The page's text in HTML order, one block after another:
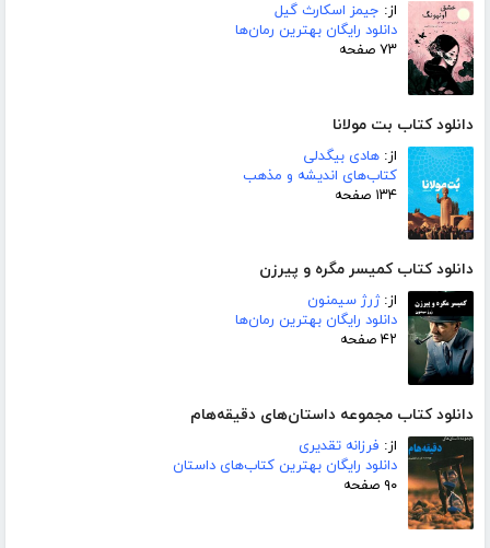
از: جیمز اسکارث گیل
دانلود رایگان بهترین رمان‌ها
۷۳ صفحه
دانلود کتاب بت مولانا
از: هادی بیگدلی
کتاب‌های اندیشه و مذهب
۱۳۴ صفحه
دانلود کتاب کمیسر مگره و پیرزن
از:ژرژ سیمنون
دانلود رایگان بهترین رمان‌ها
۴۲ صفحه
دانلود کتاب مجموعه داستان‌های دقیقه‌هام
از: فرزانه تقدیری
دانلود رایگان بهترین کتاب‌های داستان
۹۰ صفحه